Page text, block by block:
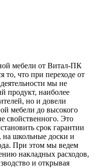
мебели от Витал-ПК
то, что при переходе от
мы не
продукт, наиболее
но и довели
мебели до высокого
свойственного. Это
срок гарантии
школьные доски и
При этом мы ведем
накладных расходов,
и открывая